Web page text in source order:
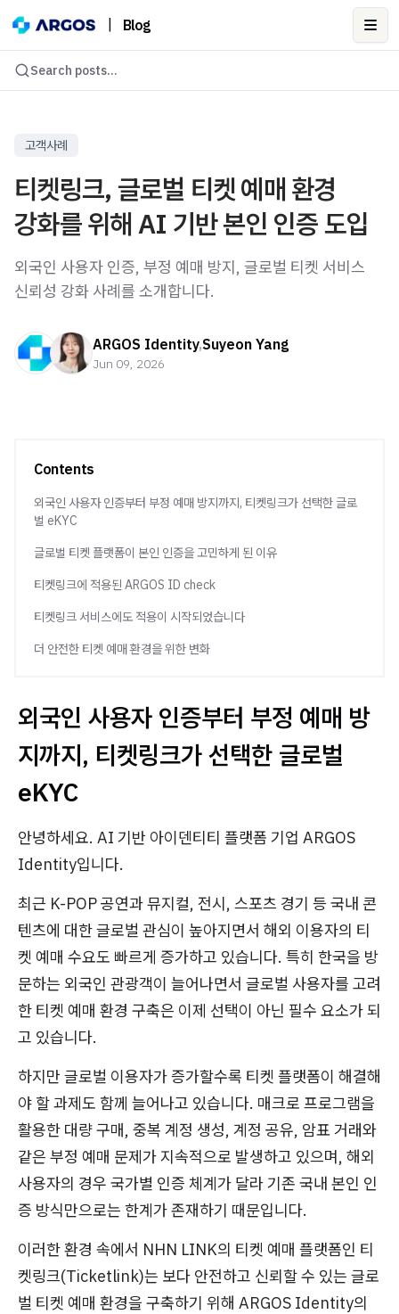
Blog
Search posts...
고객사례
티켓링크, 글로벌 티켓 예매 환경
강화를 위해 AI 기반 본인 인증 도입
외국인 사용자 인증, 부정 예매 방지, 글로벌 티켓 서비스
신뢰성 강화 사례를 소개합니다.
ARGOS Identity,Suyeon Yang
Jun 09, 2026
Contents
외국인 사용자 인증부터 부정 예매 방지까지, 티켓링크가 선택한 글로
벌 eKYC
글로벌 티켓 플랫폼이 본인 인증을 고민하게 된 이유
티켓링크에 적용된 ARGOS ID check
티켓링크 서비스에도 적용이 시작되었습니다
더 안전한 티켓 예매 환경을 위한 변화
외국인 사용자 인증부터 부정 예매 방
지까지, 티켓링크가 선택한 글로벌
eKYC
안녕하세요. AI 기반 아이덴티티 플랫폼 기업 ARGOS
Identity입니다.
최근 K-POP 공연과 뮤지컬, 전시, 스포츠 경기 등 국내 콘
텐츠에 대한 글로벌 관심이 높아지면서 해외 이용자의 티
켓 예매 수요도 빠르게 증가하고 있습니다. 특히 한국을 방
문하는 외국인 관광객이 늘어나면서 글로벌 사용자를 고려
한 티켓 예매 환경 구축은 이제 선택이 아닌 필수 요소가 되
고 있습니다.
하지만 글로벌 이용자가 증가할수록 티켓 플랫폼이 해결해
야 할 과제도 함께 늘어나고 있습니다. 매크로 프로그램을
활용한 대량 구매, 중복 계정 생성, 계정 공유, 암표 거래와
같은 부정 예매 문제가 지속적으로 발생하고 있으며, 해외
사용자의 경우 국가별 인증 체계가 달라 기존 국내 본인 인
증 방식만으로는 한계가 존재하기 때문입니다.
이러한 환경 속에서 NHN LINK의 티켓 예매 플랫폼인 티
켓링크(Ticketlink)는 보다 안전하고 신뢰할 수 있는 글로
벌 티켓 예매 환경을 구축하기 위해 ARGOS Identity의